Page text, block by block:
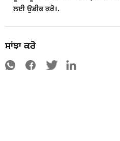
ਲਈ ਉਡੀਕ ਕਰੋ।.
ਸਾਂਝਾ ਕਰੋ